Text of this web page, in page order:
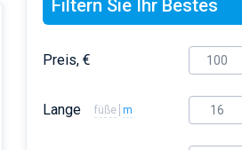
Filtern Sie Ihr Bestes
Preis, €
Lange füße m